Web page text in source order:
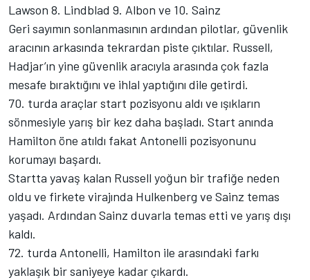
Lawson 8. Lindblad 9. Albon ve 10. Sainz
Geri sayımın sonlanmasının ardından pilotlar, güvenlik
aracının arkasında tekrardan piste çıktılar. Russell,
Hadjar’ın yine güvenlik aracıyla arasında çok fazla
mesafe bıraktığını ve ihlal yaptığını dile getirdi.
70. turda araçlar start pozisyonu aldı ve ışıkların
sönmesiyle yarış bir kez daha başladı. Start anında
Hamilton öne atıldı fakat Antonelli pozisyonunu
korumayı başardı.
Startta yavaş kalan Russell yoğun bir trafiğe neden
oldu ve firkete virajında Hulkenberg ve Sainz temas
yaşadı. Ardından Sainz duvarla temas etti ve yarış dışı
kaldı.
72. turda Antonelli, Hamilton ile arasındaki farkı
yaklaşık bir saniyeye kadar çıkardı.